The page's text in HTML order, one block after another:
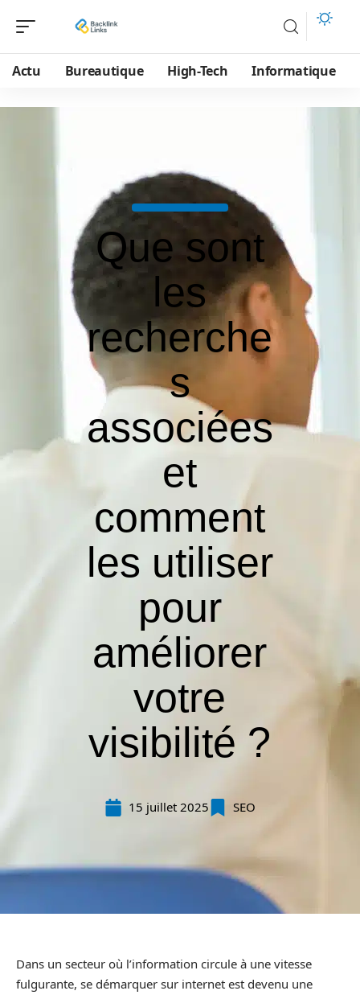
Actu Bureautique High-Tech Informatique
Que sont
les
recherche
s
associées
et
comment
les utiliser
pour
améliorer
votre
visibilité ?
15 juillet 2025 SEO
Dans un secteur où l’information circule à une vitesse
fulgurante, se démarquer sur internet est devenu une